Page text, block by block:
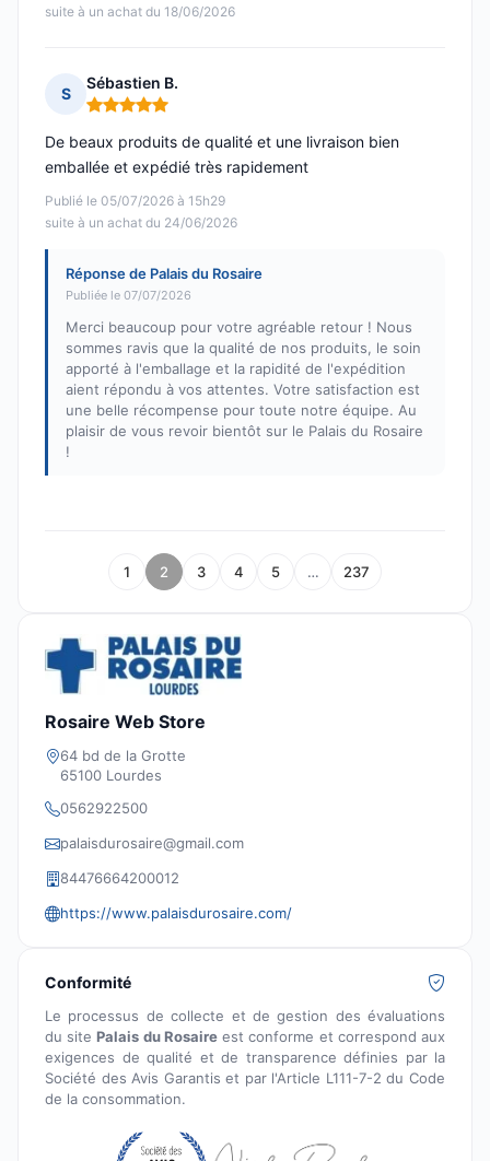
suite à un achat du 18/06/2026
S
Sébastien B.
Note : 5 sur 5
Publié le 05/07/2026 à 15h29
suite à un achat du 24/06/2026
De beaux produits de qualité et une livraison bien
emballée et expédié très rapidement
Réponse de Palais du Rosaire
Publiée le 07/07/2026
Merci beaucoup pour votre agréable retour ! Nous
sommes ravis que la qualité de nos produits, le soin
apporté à l'emballage et la rapidité de l'expédition
aient répondu à vos attentes. Votre satisfaction est
une belle récompense pour toute notre équipe. Au
plaisir de vous revoir bientôt sur le Palais du Rosaire
!
1 2 3 4 5 … 237
Rosaire Web Store
64 bd de la Grotte
65100 Lourdes
0562922500
palaisdurosaire@gmail.com
84476664200012
https://www.palaisdurosaire.com/
Conformité
Le processus de collecte et de gestion des évaluations
du sitePalais du Rosaireest conforme et correspond aux
exigences de qualité et de transparence définies par la
Société des Avis Garantis et par l'Article L111-7-2 du Code
de la consommation.